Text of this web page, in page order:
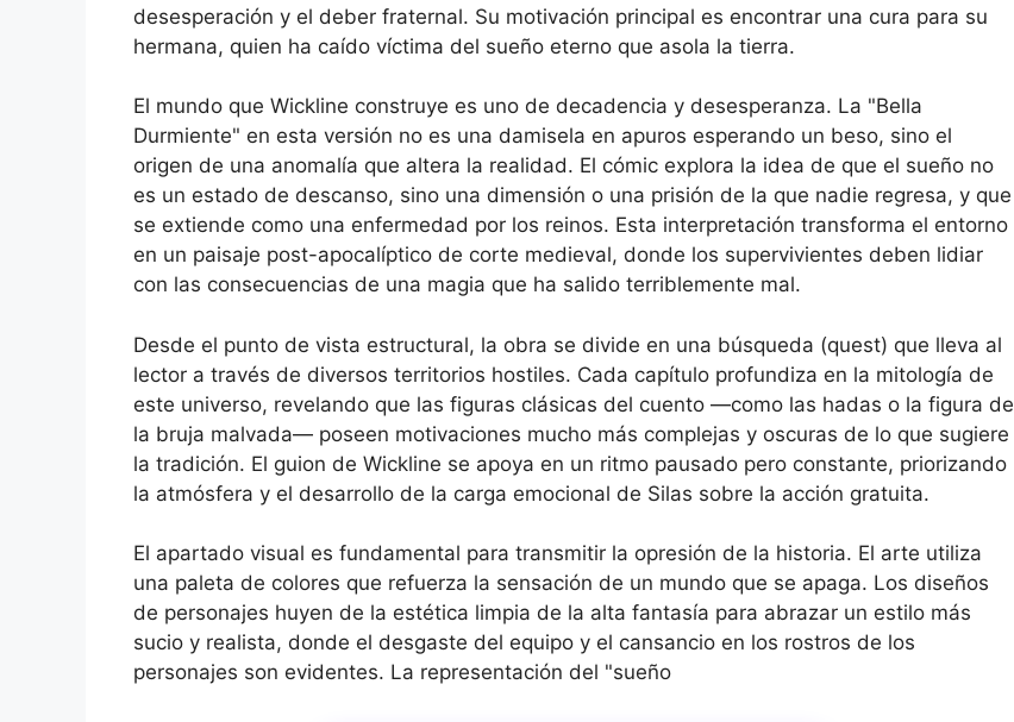
desesperación y el deber fraternal. Su motivación principal es encontrar una cura para su
hermana, quien ha caído víctima del sueño eterno que asola la tierra.
El mundo que Wickline construye es uno de decadencia y desesperanza. La "Bella
Durmiente" en esta versión no es una damisela en apuros esperando un beso, sino el
origen de una anomalía que altera la realidad. El cómic explora la idea de que el sueño no
es un estado de descanso, sino una dimensión o una prisión de la que nadie regresa, y que
se extiende como una enfermedad por los reinos. Esta interpretación transforma el entorno
en un paisaje post-apocalíptico de corte medieval, donde los supervivientes deben lidiar
con las consecuencias de una magia que ha salido terriblemente mal.
Desde el punto de vista estructural, la obra se divide en una búsqueda (quest) que lleva al
lector a través de diversos territorios hostiles. Cada capítulo profundiza en la mitología de
este universo, revelando que las figuras clásicas del cuento —como las hadas o la figura de
la bruja malvada— poseen motivaciones mucho más complejas y oscuras de lo que sugiere
la tradición. El guion de Wickline se apoya en un ritmo pausado pero constante, priorizando
la atmósfera y el desarrollo de la carga emocional de Silas sobre la acción gratuita.
El apartado visual es fundamental para transmitir la opresión de la historia. El arte utiliza
una paleta de colores que refuerza la sensación de un mundo que se apaga. Los diseños
de personajes huyen de la estética limpia de la alta fantasía para abrazar un estilo más
sucio y realista, donde el desgaste del equipo y el cansancio en los rostros de los
personajes son evidentes. La representación del "sueño